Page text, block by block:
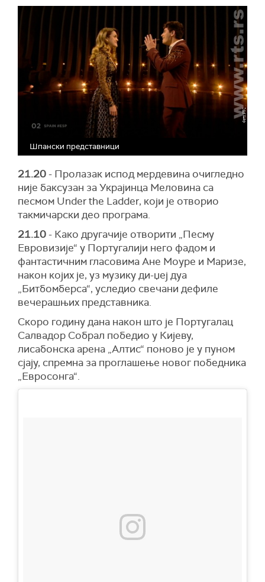
Шпански представници
21.20- Пролазак испод мердевина очигледно
није баксузан за Украјинца Меловина са
песмом Under the Ladder, који је отворио
такмичарски део програма.
21.10- Како другачије отворити „Песму
Евровизије“ у Португалији него фадом и
фантастичним гласовима Ане Моуре и Маризе,
након којих је, уз музику ди-џеј дуа
„Битбомберса“, уследио свечани дефиле
вечерашњих представника.
Скоро годину дана након што је Португалац
Салвадор Собрал победио у Кијеву,
лисабонска арена „Алтис“ поново је у пуном
сјају, спремна за проглашење новог победника
„Евросонга“.